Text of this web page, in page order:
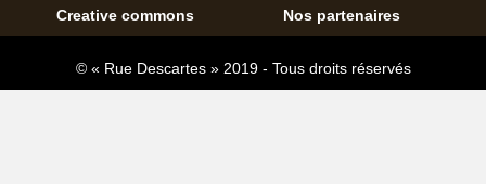
Creative commons Nos partenaires
© « Rue Descartes » 2019 - Tous droits réservés